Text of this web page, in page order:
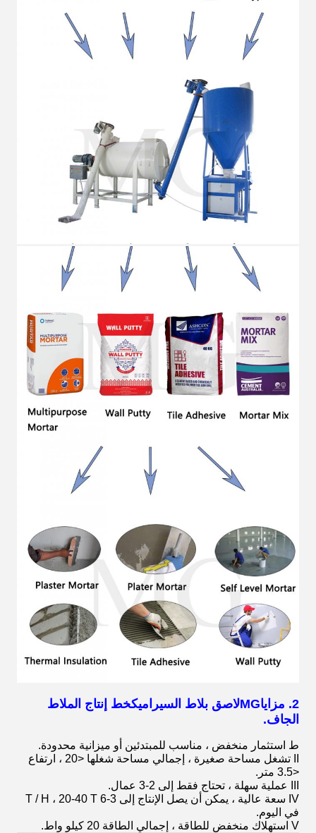
2. مزايا MGلاصق بلاط السيراميكخط إنتاج الملاط
الجاف.
ط استثمار منخفض ، مناسب للمبتدئين أو ميزانية محدودة.
II تشغل مساحة صغيرة ، إجمالي مساحة شغلها <20 ، ارتفاع
<3.5 متر.
IV سعة عالية ، يمكن أن يصل الإنتاج إلى 3-6 T / H ، 20-40 T
في اليوم.
V استهلاك منخفض للطاقة ، إجمالي الطاقة 20 كيلو واط.